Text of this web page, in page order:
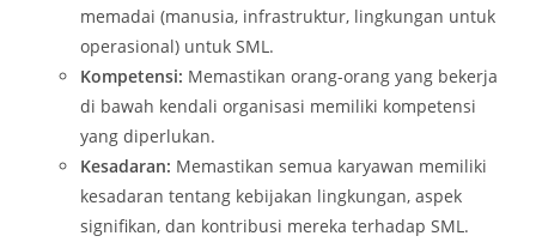
memadai (manusia, infrastruktur, lingkungan untuk
operasional) untuk SML.
Kompetensi: Memastikan orang-orang yang bekerja
di bawah kendali organisasi memiliki kompetensi
yang diperlukan.
Kesadaran: Memastikan semua karyawan memiliki
kesadaran tentang kebijakan lingkungan, aspek
signifikan, dan kontribusi mereka terhadap SML.